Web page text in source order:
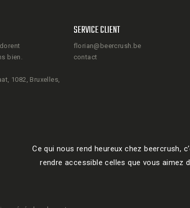
bien.
1082, Bruxelles,
SERVICE CLIENT
florian@beercrush.be
contact
Ce qui nous rend heureux chez beercrush,
rendre accessible celles que vous aimez